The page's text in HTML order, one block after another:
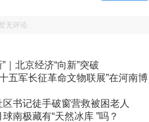
无评论
｜北京经济“向新”突破
军长征革命文物联展”在河南博
书记徒手破窗营救被困老人
南极藏有“天然冰库 ”吗？